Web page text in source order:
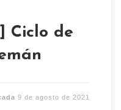
Ciclo de
9 de agosto de 2021